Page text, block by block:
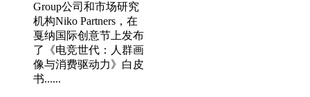
Group公司和市场研究
机构Niko Partners，在
戛纳国际创意节上发布
了《电竞世代：人群画
像与消费驱动力》白皮
书......